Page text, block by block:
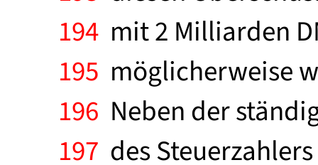
194 mit 2 Milliarden
195 möglicherweise
196 Neben der
197 des